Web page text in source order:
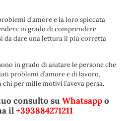
d’amore e la loro spiccata
in grado di comprendere
da dare una lettura il più corretta
in grado di aiutare le persone che
problemi d’amore e di lavoro,
per mille motivi l’aveva persa.
consulto su Whatsappo
il+393884271211